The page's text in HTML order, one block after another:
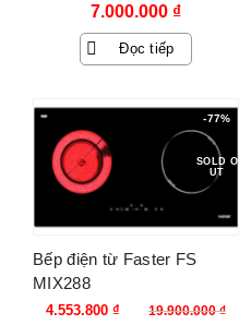
7.000.000 ₫
Đọc tiếp
-77%
SOLD O
UT
Bếp điện từ Faster FS
MIX288
19.900.000₫
Giá
4.553.800 ₫
Giá